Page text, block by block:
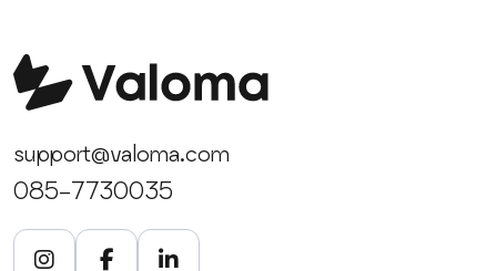
support@valoma.com
085-7730035